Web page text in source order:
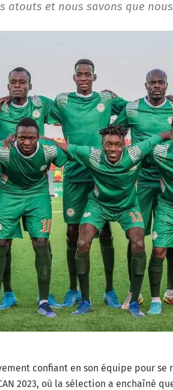
atouts et nous savons que
confiant en son équipe pour se
2023, où la sélection a enchaîné